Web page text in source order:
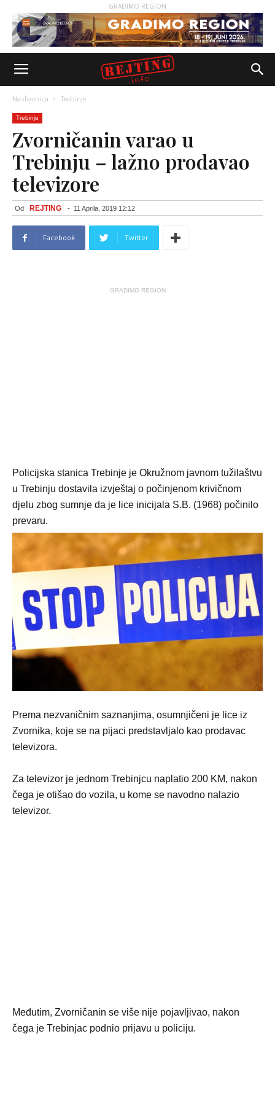
GRADIMO REGION
Naslovnica Trebinje
Trebinje
Zvorničanin varao u
Trebinju – lažno prodavao
televizore
Od REJTING - 11 Aprila, 2019 12:12
Facebook Twitter
GRADIMO REGION
Policijska stanica Trebinje je Okružnom javnom tužilaštvu
u Trebinju dostavila izvještaj o počinjenom krivičnom
djelu zbog sumnje da je lice inicijala S.B. (1968) počinilo
prevaru.
Prema nezvaničnim saznanjima, osumnjičeni je lice iz
Zvornika, koje se na pijaci predstavljalo kao prodavac
televizora.
Za televizor je jednom Trebinjcu naplatio 200 KM, nakon
čega je otišao do vozila, u kome se navodno nalazio
televizor.
Međutim, Zvorničanin se više nije pojavljivao, nakon
čega je Trebinjac podnio prijavu u policiju.